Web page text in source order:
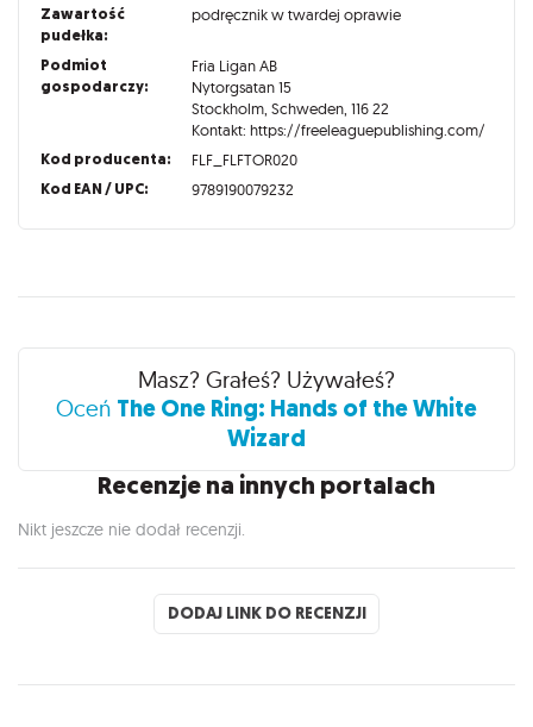
Zawartość
pudełka:
podręcznik w twardej oprawie
Podmiot
gospodarczy:
Fria Ligan AB
Nytorgsatan 15
Stockholm, Schweden, 116 22
Kontakt: https://freeleaguepublishing.com/
Kod producenta: FLF_FLFTOR020
Kod EAN / UPC: 9789190079232
Recenzje
Masz? Grałeś? Używałeś?
Oceń The One Ring: Hands of the White
Wizard
Recenzje na innych portalach
Nikt jeszcze nie dodał recenzji.
DODAJ LINK DO RECENZJI